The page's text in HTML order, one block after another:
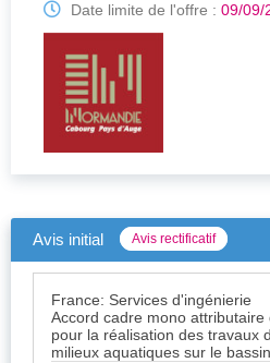
Date limite de l'offre : 09/09/
Avis initial Avis rectificatif
France: Services d'ingénierie
Accord cadre mono
pour la réalisation des travaux
milieux aquatiques sur le